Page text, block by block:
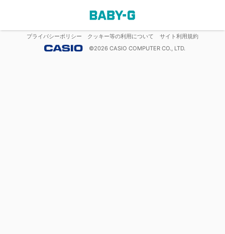
プライバシーポリシー クッキー等の利用について
サイト利用規約
©2026 CASIO COMPUTER CO., LTD.